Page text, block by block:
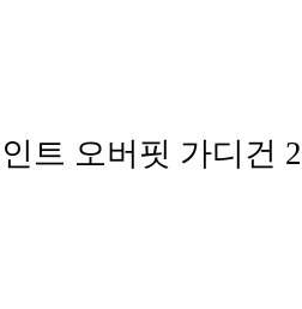
트 오버핏 가디건